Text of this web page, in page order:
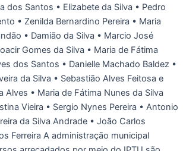
dos Santos • Elizabete da Silva • Pedro
• Zenilda Bernardino Pereira • Maria
• Damião da Silva • Marcio José
Gomes da Silva • Maria de Fátima
dos Santos • Danielle Machado Baldez •
da Silva • Sebastião Alves Feitosa e
Alves • Maria de Fátima Nunes da Silva
Vieira • Sergio Nynes Pereira • Antonio
da Silva Andrade • João Carlos
Ferreira A administração municipal